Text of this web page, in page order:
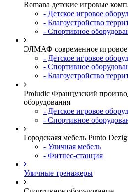
Romana детские игровые
- Детское игровое
- Благоустройство
- Спортивное
ЭЛМАФ современное игровое
- Детское игровое
- Спортивное
- Благоустройство
Proludic Французский
оборудования
- Детское игровое
- Спортивное
Городскаяя мебель Punto
- Уличная мебель
- Фитнес-станция
Уличные тренажеры